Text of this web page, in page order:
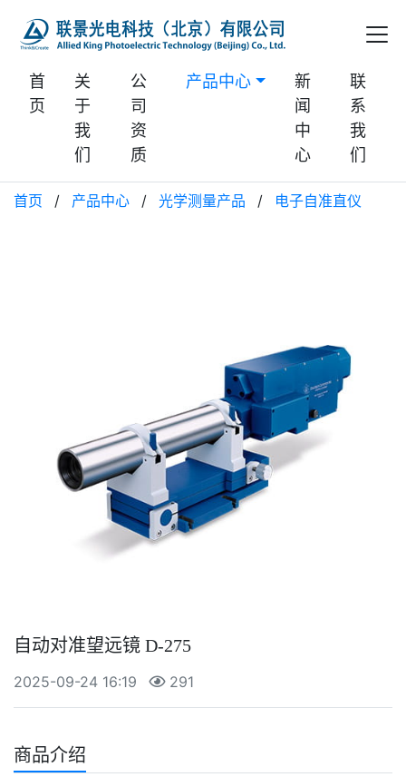
首
页
关
于
我
们
公
司
资
质
产品中心
新
闻
中
心
联
系
我
们
首页 / 产品中心 / 光学测量产品 / 电子自准直仪
自动对准望远镜 D-275
2025-09-24 16:19 291
商品介绍